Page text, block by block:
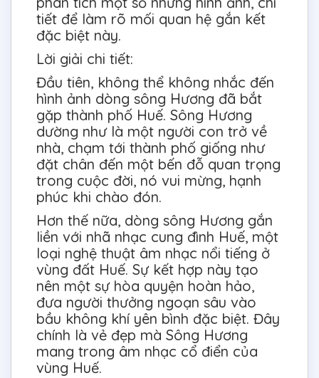
tiết để làm rõ mối quan hệ gắn kết
đặc biệt này.
Lời giải chi tiết:
Đầu tiên, không thể không nhắc đến
hình ảnh dòng sông Hương đã bắt
gặp thành phố Huế. Sông Hương
dường như là một người con trở về
nhà, chạm tới thành phố giống như
đặt chân đến một bến đỗ quan trọng
trong cuộc đời, nó vui mừng, hạnh
phúc khi chào đón.
Hơn thế nữa, dòng sông Hương gắn
liền với nhã nhạc cung đình Huế, một
loại nghệ thuật âm nhạc nổi tiếng ở
vùng đất Huế. Sự kết hợp này tạo
nên một sự hòa quyện hoàn hảo,
đưa người thưởng ngoạn sâu vào
bầu không khí yên bình đặc biệt. Đây
chính là vẻ đẹp mà Sông Hương
mang trong âm nhạc cổ điển của
vùng Huế.